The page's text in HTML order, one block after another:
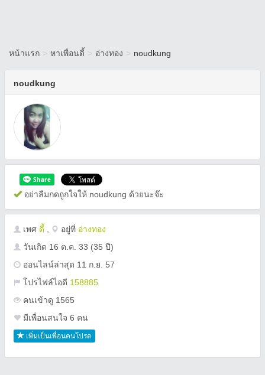
หน้าแรก > หาเพื่อนดี้ > อ่างทอง > noudkung
noudkung
อย่าลืมกดถูกใจให้ noudkung ด้วยนะจ๊ะ
เพศ ดี้ อยู่ที่ อ่างทอง
วันเกิด 16 ต.ค. 33 (35 ปี)
ออนไลน์ล่าสุด 11 ก.ย. 57
โปรไฟล์ไอดี 158885
คนเข้าดู 1565
มีเพื่อนสนใจ 6 คน
เพิ่มเป็นเพื่อนคนโปรด